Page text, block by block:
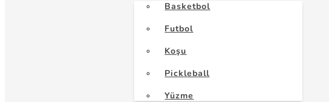
Basketbol
Futbol
Koşu
Pickleball
Yüzme